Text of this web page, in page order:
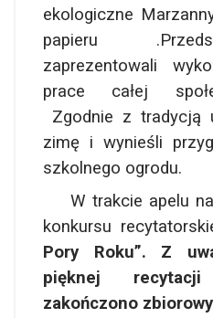
ekologiczne
papieru
zaprezentowali
prace całej
Zgodnie z tradycją
zimę i wynieśli
szkolnego ogrodu.
W trakcie apelu
konkursu
Pory Roku”. Z
pięknej
zakończono